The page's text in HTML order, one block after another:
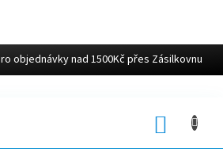
objednávky nad 1500Kč přes Zásilkovnu